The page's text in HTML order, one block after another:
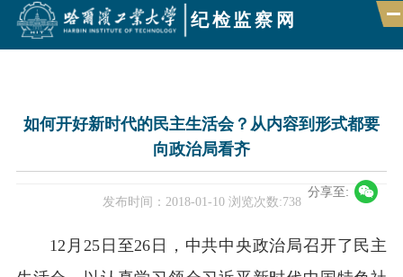
纪检监察网
首页
分享至:
如何开好新时代的民主生活会？从内容到形式都要
向政治局看齐
发布时间：2018-01-10 浏览次数:738
12月25日至26日，中共中央政治局召开了民主